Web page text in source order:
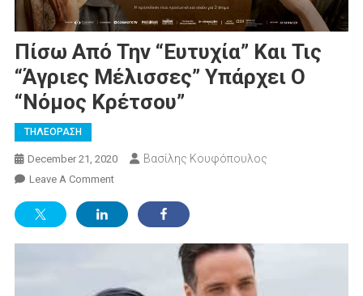
Πίσω Από Την “Ευτυχία” Και Τις
“Άγριες Μέλισσες” Υπάρχει Ο
“νόμος Κρέτσου”
ΤΗΛΕΟΡΑΣΗ
December 21, 2020 Βασίλης Κουφόπουλος
Leave A CommentOn
Από
Τις